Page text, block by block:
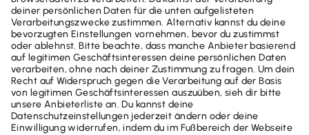
Umzugskosten steuerlich absetzen: Was
Sie wissen müsssen
Umzugskosten können Ihre Steuerlast deutlich senken.
Ob und in welcher Form ein Abzug möglich ist, hängt
davon ab, aus welchem Grund Sie umgezogen sind. Je
nach Fall kommen Werbungskosten, Betriebsausgaben,
Sonderausgaben, außergewöhnliche Belastungen oder
eine Steuerermäßigung für haushaltsnahe